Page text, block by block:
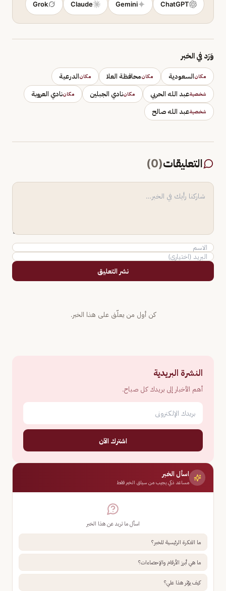
ChatGPT
Gemini
Claude
Grok
وَرَد في الخبر
مكانالسعودية مكانمحافظة العلا مكانالدرعية
شخصيةعبد الله الحربي مكاننادي الجبلين مكاننادي العروبة
شخصيةعبد الله صالح
التعليقات(
0
)
نشر التعليق
كن أول من يعلّق على هذا الخبر.
النشرة البريدية
أهم الأخبار إلى بريدك كل صباح.
اشترك الآن
اسأل الخبر
مساعد ذكي يجيب من سياق الخبر فقط
اسأل ما تريد عن هذا الخبر
ما الفكرة الرئيسية للخبر؟
ما هي أبرز الأرقام والإحصاءات؟
كيف يؤثر هذا علي؟